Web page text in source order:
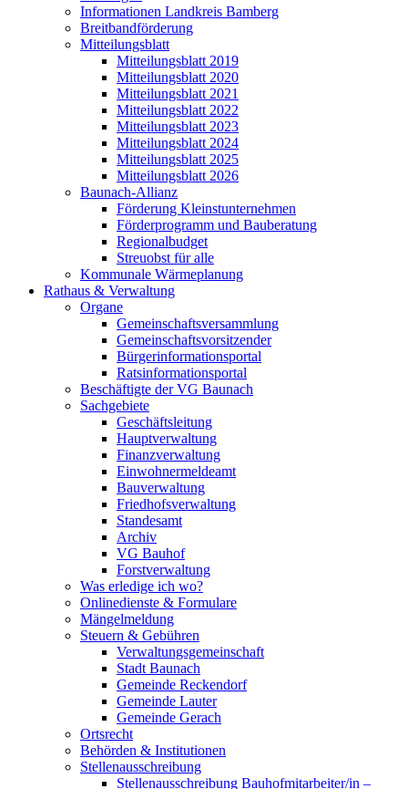
Informationen Landkreis Bamberg
Breitbandförderung
Mitteilungsblatt
Mitteilungsblatt 2019
Mitteilungsblatt 2020
Mitteilungsblatt 2021
Mitteilungsblatt 2022
Mitteilungsblatt 2023
Mitteilungsblatt 2024
Mitteilungsblatt 2025
Mitteilungsblatt 2026
Baunach-Allianz
Förderung Kleinstunternehmen
Förderprogramm und Bauberatung
Regionalbudget
Streuobst für alle
Kommunale Wärmeplanung
Rathaus & Verwaltung
Organe
Gemeinschaftsversammlung
Gemeinschaftsvorsitzender
Bürgerinformationsportal
Ratsinformationsportal
Beschäftigte der VG Baunach
Sachgebiete
Geschäftsleitung
Hauptverwaltung
Finanzverwaltung
Einwohnermeldeamt
Bauverwaltung
Friedhofsverwaltung
Standesamt
Archiv
VG Bauhof
Forstverwaltung
Was erledige ich wo?
Onlinedienste & Formulare
Mängelmeldung
Steuern & Gebühren
Verwaltungsgemeinschaft
Stadt Baunach
Gemeinde Reckendorf
Gemeinde Lauter
Gemeinde Gerach
Ortsrecht
Behörden & Institutionen
Stellenausschreibung
Stellenausschreibung Bauhofmitarbeiter/in –